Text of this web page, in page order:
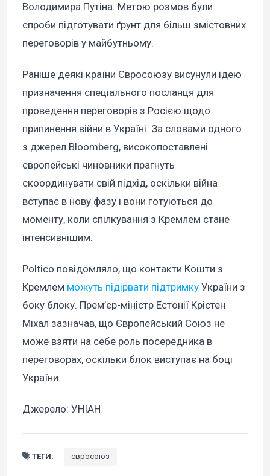
Володимира Путіна. Метою розмов були
спроби підготувати ґрунт для більш змістовних
переговорів у майбутньому.
Раніше деякі країни Євросоюзу висунули ідею
призначення спеціального посланця для
проведення переговорів з Росією щодо
припинення війни в Україні. За словами одного
з джерел Bloomberg, високопоставлені
європейські чиновники прагнуть
скоординувати свій підхід, оскільки війна
вступає в нову фазу і вони готуються до
моменту, коли спілкування з Кремлем стане
інтенсивнішим.
Poltico повідомляло, що контакти Кошти з
Кремлем можуть підірвати підтримку України з
боку блоку. Прем’єр-міністр Естонії Крістен
Міхал зазначав, що Європейський Союз не
може взяти на себе роль посередника в
переговорах, оскільки блок виступає на боці
України.
Джерело: УНІАН
ТЕГИ: євросоюз